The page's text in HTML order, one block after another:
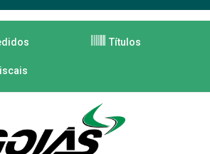
Títulos